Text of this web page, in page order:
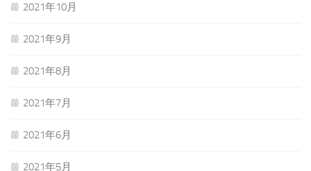
2021年10月
2021年9月
2021年8月
2021年7月
2021年6月
2021年5月